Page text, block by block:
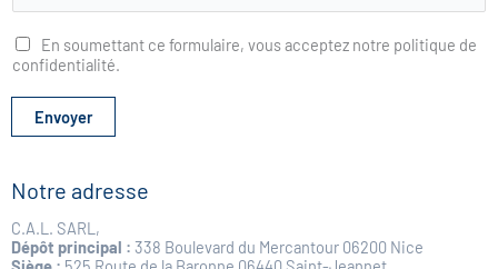
s
t
e
d
é
o
a
t
e
En soumettant ce formulaire, vous acceptez notre politique de
confidentialité.
Envoyer
Notre adresse
C.A.L. SARL,
Dépôt principal : 338 Boulevard du Mercantour 06200 Nice